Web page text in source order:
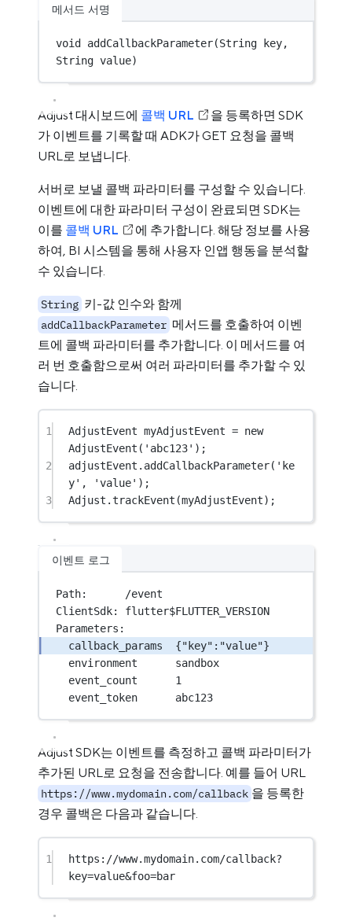
메서드 서명
void addCallbackParameter(String
String value)
Adjust 대시보드에 콜백 URL
을 등록하면 SDK
가 이벤트를 기록할 때 ADK가 GET 요청을 콜백
URL로 보냅니다.
서버로 보낼 콜백 파라미터를 구성할 수 있습니다.
이벤트에 대한 파라미터 구성이 완료되면 SDK는
이를 콜백 URL
에 추가합니다. 해당 정보를 사용
하여, BI 시스템을 통해 사용자 인앱 행동을 분석할
수 있습니다.
String 키-값 인수와 함께
addCallbackParameter 메서드를 호출하여 이벤
트에 콜백 파라미터를 추가합니다. 이 메서드를 여
러 번 호출함으로써 여러 파라미터를 추가할 수 있
습니다.
1 AdjustEvent myAdjustEvent = new
AdjustEvent ( 'abc123' );
2
adjustEvent. addCallbackParameter( 'ke
y' , 'value' );
3
Adjust .trackEvent (myAdjustEvent);
이벤트 로그
Path:      /event
ClientSdk: flutter$FLUTTER_VERSION
Parameters:
callback_params  {"key":"value"}
environment      sandbox
event_count      1
event_token      abc123
Adjust SDK는 이벤트를 측정하고 콜백 파라미터가
추가된 URL로 요청을 전송합니다. 예를 들어 URL
https://www.mydomain.com/callback 을 등록한
경우 콜백은 다음과 같습니다.
1
https://www.mydomain.com/callback?
key=value&foo=bar